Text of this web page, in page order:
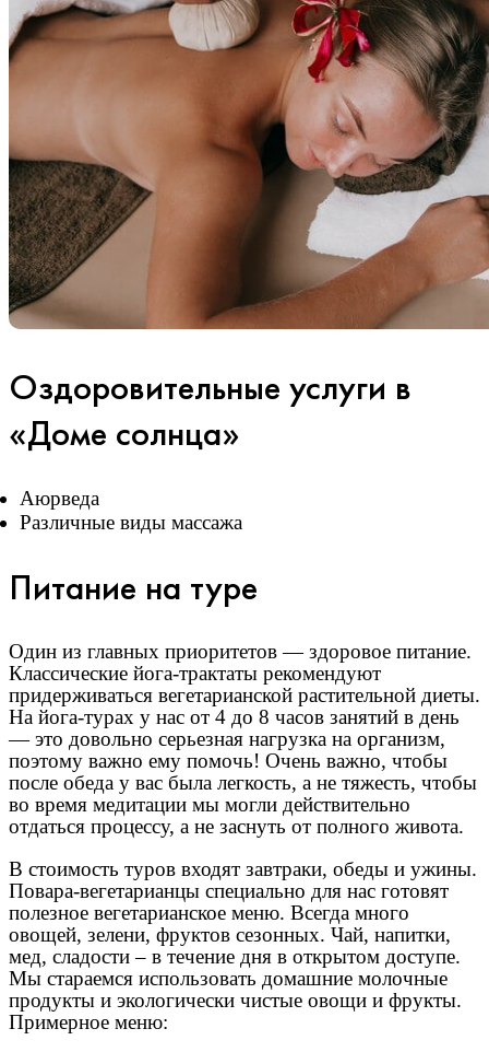
Оздоровительные услуги в
«Доме солнца»
Аюрведа
Различные виды массажа
Питание на туре
Один из главных приоритетов — здоровое питание.
Классические йога-трактаты рекомендуют
придерживаться вегетарианской растительной диеты.
На йога-турах у нас от 4 до 8 часов занятий в день
— это довольно серьезная нагрузка на организм,
поэтому важно ему помочь! Очень важно, чтобы
после обеда у вас была легкость, а не тяжесть, чтобы
во время медитации мы могли действительно
отдаться процессу, а не заснуть от полного живота.
В стоимость туров входят завтраки, обеды и ужины.
Повара-вегетарианцы специально для нас готовят
полезное вегетарианское меню. Всегда много
овощей, зелени, фруктов сезонных. Чай, напитки,
мед, сладости – в течение дня в открытом доступе.
Мы стараемся использовать домашние молочные
продукты и экологически чистые овощи и фрукты.
Примерное меню: